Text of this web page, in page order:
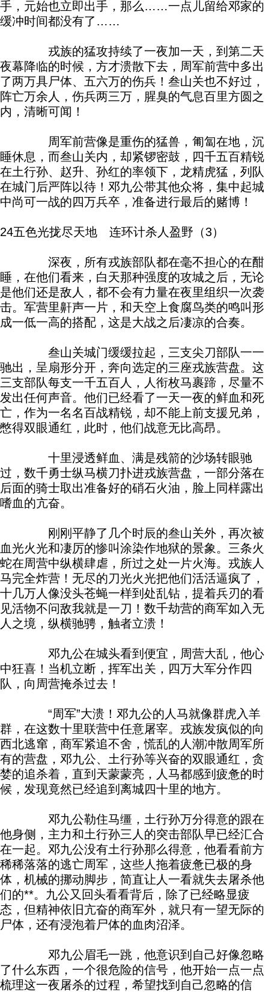
手，元始也立即出手，那么……一点儿留给邓家的
缓冲时间都没有了……
戎族的猛攻持续了一夜加一天，到第二天
夜幕降临的时候，方才溃散下去，周军前营中多出
了两万具尸体、五六万的伤兵！叁山关也不好过，
阵亡万余人，伤兵两三万，腥臭的气息百里方圆之
内，清晰可闻！
周军前营像是重伤的猛兽，匍匐在地，沉
睡休息，而叁山关内，却紧锣密鼓，四千五百精锐
在土行孙、赵升、孙红的率领下，龙精虎猛，列队
在城门后严阵以待！邓九公带其他众将，集中起城
中尚可一战的四万兵卒，准备进行最后的赌博！
24五色光拢尽天地 连环计杀人盈野（3）
深夜，所有戎族部队都在毫不担心的在酣
睡，在他们看来，白天那种强度的攻城之后，无论
是他们还是敌人，都不会有力量在夜里组织一次袭
击。军营里鼾声一片，和天空上食腐鸟类的鸣叫形
成一低一高的搭配，这是大战之后凄凉的合奏。
叁山关城门缓缓拉起，三支尖刀部队一一
驰出，呈扇形分开，奔向选定的三座戎族营盘。这
三支部队每支一千五百人，人衔枚马裹蹄，尽量不
发出任何声音。他们已经看了一天一夜的鲜血和死
亡，作为一名名百战精锐，却不能上前支援兄弟，
憋得双眼通红，此时，他们战意无比高昂。
十里浸透鲜血、满是残箭的沙场转眼驰
过，数千勇士纵马横刀扑进戎族营盘，一部分落在
后面的骑士取出准备好的硝石火油，脸上同样露出
嗜血的亢奋。
刚刚平静了几个时辰的叁山关外，再次被
血光火光和凄厉的惨叫涂染作地狱的景象。三条火
蛇在周营中纵横肆虐，所过之处一片火海。戎族人
马完全炸营！无尽的刀光火光把他们活活逼疯了，
十几万人像没头苍蝇一样到处乱钻，提着兵刃的看
见活物不问敌我就是一刀！数千劫营的商军如入无
人之境，纵横驰骋，触者立溃！
邓九公在城头看到便宜，周营大乱，他心
中狂喜！当机立断，挥军出关，四万大军分作四
队，向周营掩杀过去！
“周军”大溃！邓九公的人马就像群虎入羊
群，在这数十里联营中任意屠宰。戎族发疯似的向
西北逃窜，商军紧追不舍，慌乱的人潮冲散周军所
有的营盘，邓九公、土行孙等兴奋的双眼通红，贪
婪的追杀着，直到天蒙蒙亮，人马都感到疲惫的时
候，发现竟然已经追到离城四十里的地方。
邓九公勒住马缰，土行孙万分得意的跟在
他身侧，主力和土行孙三人的突击部队早已经汇合
在一起。邓九公没有土行孙那么得意，他看看前方
稀稀落落的逃亡周军，这些人拖着疲惫已极的身
体，机械的挪动脚步，简直让人一看就失去屠杀他
们的**。九公又回头看看背后，除了已经略显疲
态，但精神依旧亢奋的商军外，就只有一望无际的
尸体，还有浸泡着尸体的血肉沼泽。
邓九公眉毛一跳，他意识到自己好像忽略
了什么东西，一个很危险的信号，他开始一点一点
梳理这一夜屠杀的过程，希望找到自己忽略的信